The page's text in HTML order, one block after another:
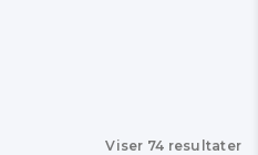
Viser 74 resultater